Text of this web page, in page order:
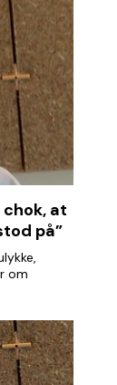
chok, at
på”
om